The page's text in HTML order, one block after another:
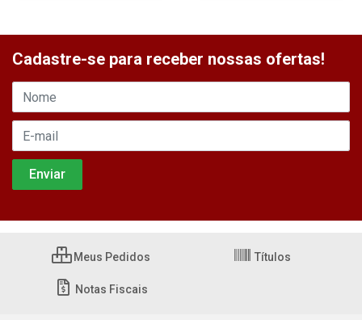
Cadastre-se para receber nossas ofertas!
Meus Pedidos Títulos
Notas Fiscais